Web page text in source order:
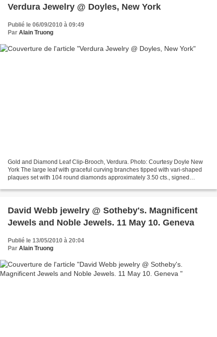
Verdura Jewelry @ Doyles, New York
Publié le 06/09/2010 à 09:49
Par Alain Truong
Gold and Diamond Leaf Clip-Brooch, Verdura. Photo: Courtesy Doyle New
York The large leaf with graceful curving branches tipped with vari-shaped
plaques set with 104 round diamonds approximately 3.50 cts., signed
David Webb jewelry @ Sotheby's. Magnificent
Jewels and Noble Jewels. 11 May 10. Geneva
Publié le 13/05/2010 à 20:04
Par Alain Truong